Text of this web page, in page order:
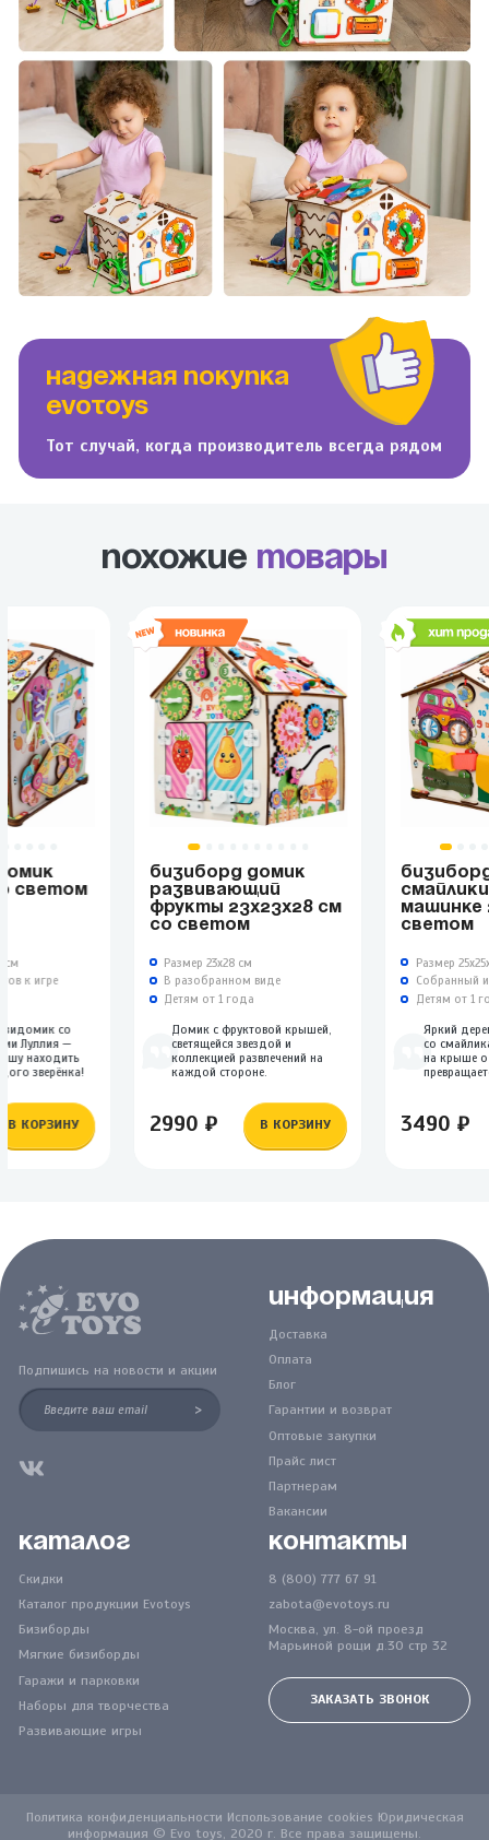
НАДЕЖНАЯ ПОКУПКА
EVOTOYS
Тот случай, когда производитель всегда рядом
Похожие товары
СВЕТОМ
см
к игре
со
Луллия —
находить
зверёнка!
В КОРЗИНУ
БИЗИБОРД ДОМИК
РАЗВИВАЮЩИЙ
ФРУКТЫ 23Х23Х28 СМ
СО СВЕТОМ
Размер 23х28 см
В разобранном виде
Детям от 1 года
Домик с фруктовой крышей,
светящейся звездой и
коллекцией развлечений на
каждой стороне.
2990 ₽ В КОРЗИНУ
МАШИНКЕ
СВЕТОМ
Размер
Собранный
Детям от 1
Яркий
со
на крыше
3490 ₽
Подпишись на новости и акции
>
Информация
Доставка
Оплата
Блог
Гарантии и возврат
Оптовые закупки
Прайс лист
Партнерам
Вакансии
Каталог
Скидки
Каталог продукции Evotoys
Бизиборды
Мягкие бизиборды
Гаражи и парковки
Наборы для творчества
Развивающие игры
Контакты
8 (800) 777 67 91
zabota@evotoys.ru
Москва, ул. 8-ой проезд
Марьиной рощи д.30 стр 32
ЗАКАЗАТЬ ЗВОНОК
Политика конфиденциальности Использование cookies Юридическая
информация © Evo toys, 2020 г. Все права защищены.